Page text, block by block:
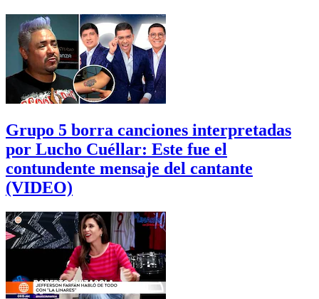
Grupo 5 borra canciones interpretadas
por Lucho Cuéllar: Este fue el
contundente mensaje del cantante
(VIDEO)